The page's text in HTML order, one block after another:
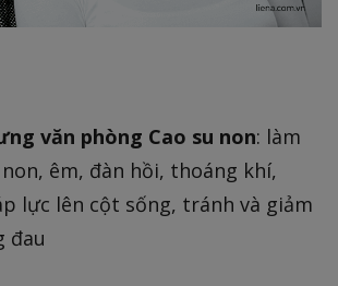
văn phòng Cao su non: làm
êm, đàn hồi, thoáng khí,
lực lên cột sống, tránh và giảm
đau